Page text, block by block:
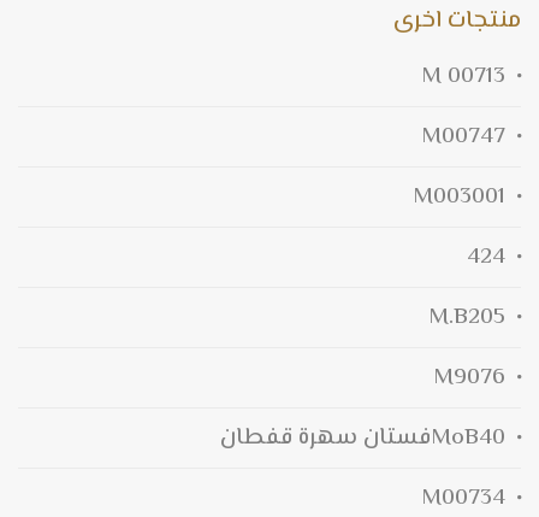
منتجات اخرى
M 00713
M00747
M003001
424
M.B205
M9076
MoB40فستان سهرة قفطان
M00734